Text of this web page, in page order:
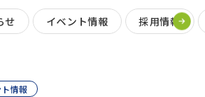
せ イベント情報 採用情報
情報